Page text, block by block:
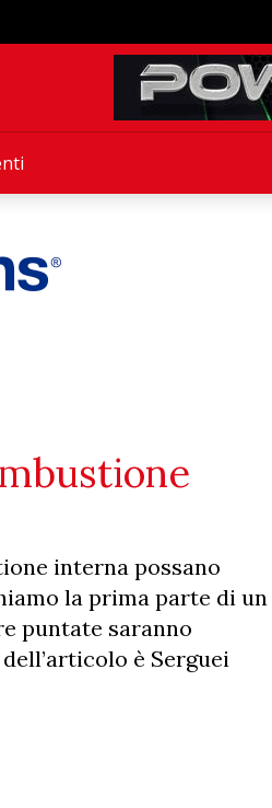
interna possano
la prima parte di un
puntate saranno
è Serguei